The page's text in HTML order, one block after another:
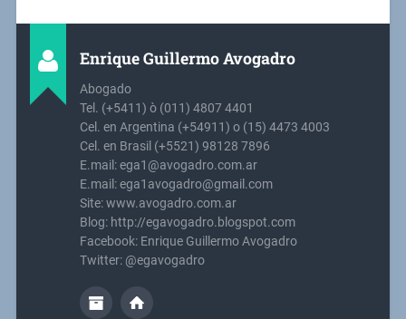
Enrique Guillermo Avogadro
Abogado
Tel. (+5411) ò (011) 4807 4401
Cel. en Argentina (+54911) o (15) 4473 4003
Cel. en Brasil (+5521) 98128 7896
E.mail: ega1@avogadro.com.ar
E.mail: ega1avogadro@gmail.com
Site: www.avogadro.com.ar
Blog: http://egavogadro.blogspot.com
Facebook: Enrique Guillermo Avogadro
Twitter: @egavogadro